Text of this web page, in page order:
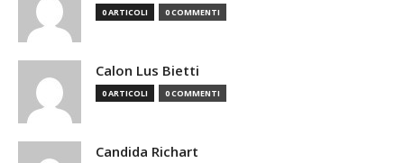
0 ARTICOLI 0 COMMENTI
Calon Lus Bietti
0 ARTICOLI 0 COMMENTI
Candida Richart